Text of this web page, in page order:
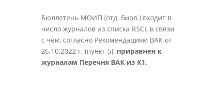
Бюллетень МОИП (отд. биол.) входит в
число журналов из списка RSCI, в связи
с чем, согласно Рекомендациям ВАК от
26.10.2022 г. (пункт 5), приравнен к
журналам Перечня ВАК из К1.